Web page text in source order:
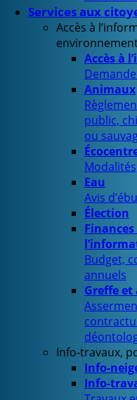
Services aux
Accès à
Accès à
Demande
Animaux
public,
ou
Modalités
Eau
Avis
Élection
Budget,
annuels
Greffe
Info-travaux,
Info-
Info-